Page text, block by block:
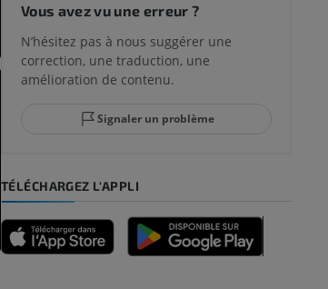
Vous avez vu une erreur ?
N’hésitez pas à nous suggérer une
correction, une traduction, une
amélioration de contenu.
Signaler un problème
TÉLÉCHARGEZ L'APPLI